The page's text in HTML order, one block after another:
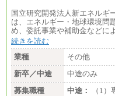
年収例：
・520万円/
※キャリアや
定します
※残業手当：
※固定給に固
※試用期間中
国立研究開発法人新エネルギ
は、エネルギー・地球環境問
め、委託事業や補助金などに
続きを読む
業種
その他
新卒／中途
中途のみ
募集職種
中途：
（1